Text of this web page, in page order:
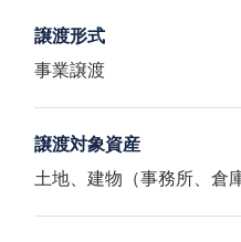
譲渡形式
事業譲渡
譲渡対象資産
土地、建物（事務所、倉